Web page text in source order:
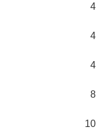
4
4
4
8
10